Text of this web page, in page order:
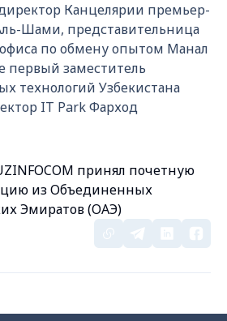
Канцелярии премьер-
Шами, представительница
офиса по обмену опытом Манал
первый заместитель
технологий Узбекистана
IT Park Фарход
принял почетную
из Объединенных
Эмиратов (ОАЭ)